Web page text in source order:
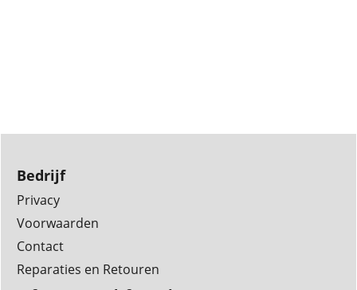
Bedrijf
Privacy
Voorwaarden
Contact
Reparaties en Retouren